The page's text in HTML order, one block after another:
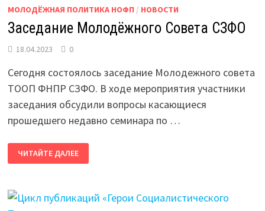
ГОД
МОЛОДЁЖНАЯ ПОЛИТИКА НОФП / НОВОСТИ
Заседание Молодёжного Совета СЗФО
18.04.2023 0
Сегодня состоялось заседание Молодежного совета
ТООП ФНПР СЗФО. В ходе мероприятия участники
заседания обсудили вопросы касающиеся
прошедшего недавно семинара по …
ЗАСЕДАНИЕ
МОЛОДЁЖНОГО
СОВЕТА
ЧИТАЙТЕ ДАЛЕЕ